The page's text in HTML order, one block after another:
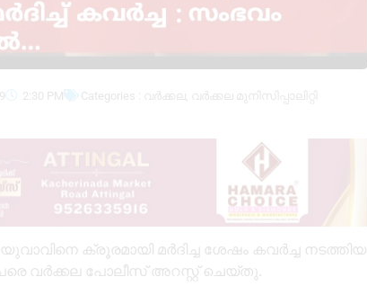
2:30 PM Categories : വർക്കല വർക്കല മുനിസിപ്പാലിറ്റി
ക്രൂരമായി മർദിച്ച ശേഷം കവർച്ച നടത്തിയ
വർക്കല പോലീസ് അറസ്റ്റ് ചെയ്തു.